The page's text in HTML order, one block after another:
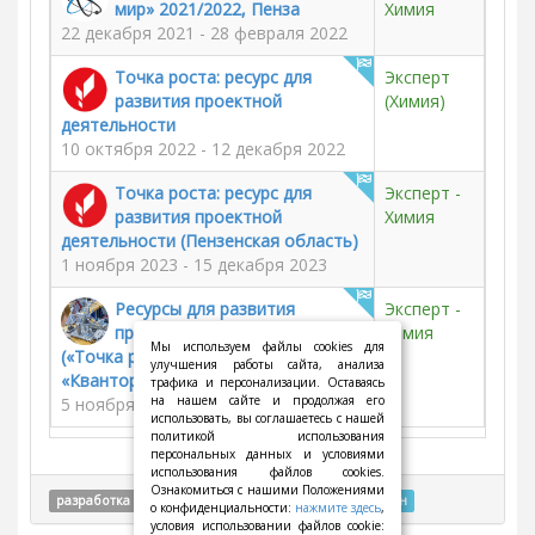
мир» 2021/2022, Пенза
22 декабря 2021 - 28 февраля 2022
Химия
Точка роста: ресурс для
развития проектной
деятельности
10 октября 2022 - 12 декабря 2022
Эксперт
(Химия)
Точка роста: ресурс для
развития проектной
деятельности (Пензенская область)
1 ноября 2023 - 15 декабря 2023
Эксперт -
Химия
Ресурсы для развития
проектной деятельности
(«Точка роста», «IT-куб»,
«Кванториум»)
5 ноября 2024 - 13 декабря 2024
Эксперт -
химия
разработка проводится завершён
Мы используем файлы cookies для
улучшения работы сайта, анализа
трафика и персонализации. Оставаясь
на нашем сайте и продолжая его
использовать, вы соглашаетесь с нашей
политикой использования
персональных данных и условиями
использования файлов cookies.
Ознакомиться с нашими Положениями
о конфиденциальности: нажмите здесь,
условия использовании файлов cookie: